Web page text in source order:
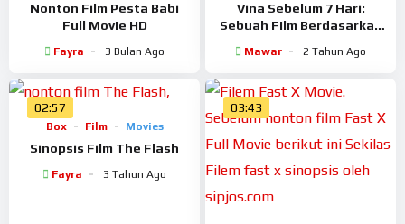
Nonton Film Pesta Babi
Full Movie HD
Fayra 3 Bulan Ago
Vina Sebelum 7 Hari:
Sebuah Film Berdasarkan
Muhamad Rizky Rudiana
Mawar 2 Tahun Ago
02:57
Box Film Movies
Sinopsis Film The Flash
Fayra 3 Tahun Ago
03:43